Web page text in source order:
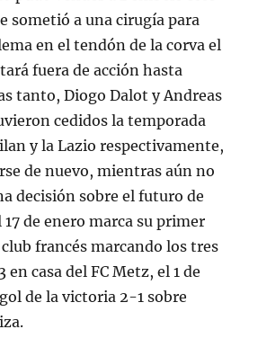
sometió a una cirugía para
en el tendón de la corva el
fuera de acción hasta
tanto, Diogo Dalot y Andreas
cedidos la temporada
y la Lazio respectivamente,
de nuevo, mientras aún no
decisión sobre el futuro de
17 de enero marca su primer
francés marcando los tres
casa del FC Metz, el 1 de
de la victoria 2-1 sobre